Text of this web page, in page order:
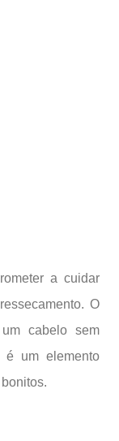
a cuidar
O
cabelo sem
é um elemento